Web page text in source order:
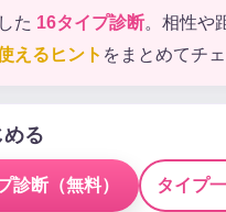
た 16タイプ診断。相性や
えるヒント をまとめてチェ
る
診断（無料） タイプ